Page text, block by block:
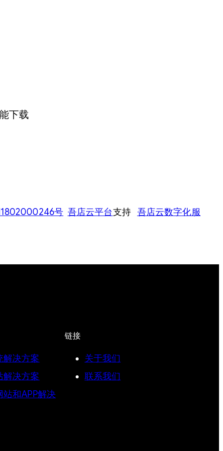
下载
号 吾店云平台支持 吾店云数字化服
解决方案
解决方案
和APP解决
链接
关于我们
联系我们